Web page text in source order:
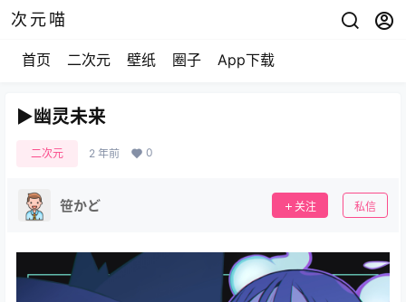
次元喵
首页 二次元 壁纸 圈子 App下载
▶幽灵未来
二次元 2 年前 0
笹かど 关注 私信